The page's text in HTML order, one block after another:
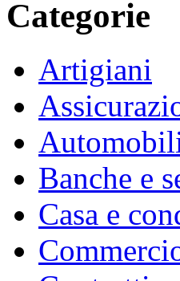
Categorie
Artigiani
Banche e
Casa e